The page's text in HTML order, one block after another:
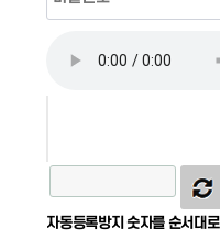
자동등록방지 숫자를 순서대